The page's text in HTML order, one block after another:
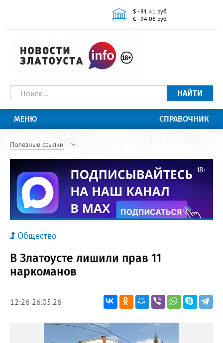
$ - 81.41 руб.
€ - 94.06 руб.
НАЙТИ
МЕНЮ СПРАВОЧНИК
Полезные ссылки
Общество
В Златоусте лишили прав 11
наркоманов
12:26 26.05.26